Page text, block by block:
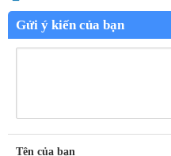
Gửi ý kiến của bạn
Tên của bạn